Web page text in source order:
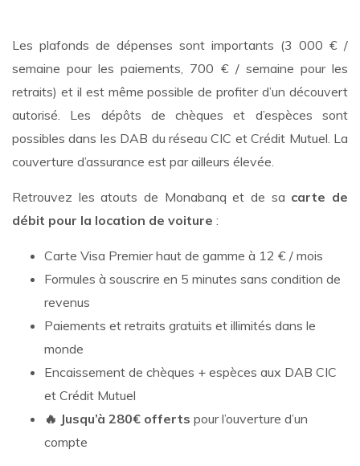
Les plafonds de dépenses sont importants (3 000 € /
semaine pour les paiements, 700 € / semaine pour les
retraits) et il est même possible de profiter d’un découvert
autorisé. Les dépôts de chèques et d’espèces sont
possibles dans les DAB du réseau CIC et Crédit Mutuel. La
couverture d’assurance est par ailleurs élevée.
Retrouvez les atouts de Monabanq et de sa carte de
débit pour la location de voiture :
Carte Visa Premier haut de gamme à 12 € / mois
Formules à souscrire en 5 minutes sans condition de
revenus
Paiements et retraits gratuits et illimités dans le
monde
Encaissement de chèques + espèces aux DAB CIC
et Crédit Mutuel
🔥 Jusqu’à 280€ offerts pour l’ouverture d’un
compte